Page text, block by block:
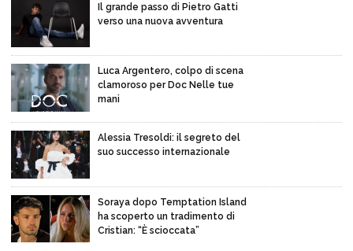
Il grande passo di Pietro Gatti
verso una nuova avventura
Luca Argentero, colpo di scena
clamoroso per Doc Nelle tue
mani
Alessia Tresoldi: il segreto del
suo successo internazionale
Soraya dopo Temptation Island
ha scoperto un tradimento di
Cristian: “È scioccata”